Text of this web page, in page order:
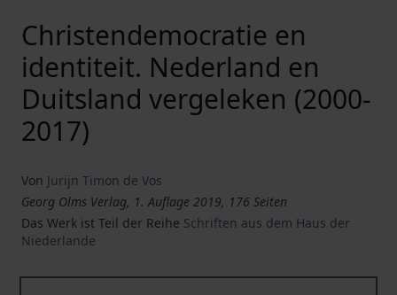
Christendemocratie en
identiteit. Nederland en
Duitsland vergeleken (2000-
2017)
Von Jurijn Timon de Vos
Georg Olms Verlag, 1. Auflage 2019, 176 Seiten
Das Werk ist Teil der Reihe Schriften aus dem Haus der
Niederlande